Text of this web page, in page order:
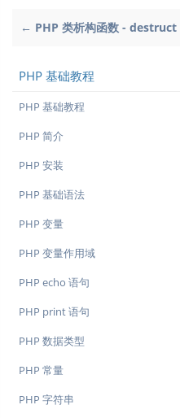
← PHP 类析构函数 - destruct
PHP 基础教程
PHP 基础教程
PHP 简介
PHP 安装
PHP 基础语法
PHP 变量
PHP 变量作用域
PHP echo 语句
PHP print 语句
PHP 数据类型
PHP 常量
PHP 字符串